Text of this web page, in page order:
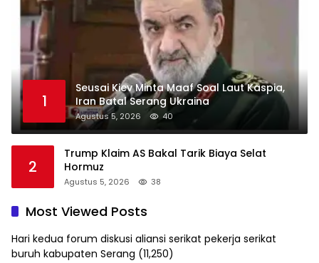
1
Seusai Kiev Minta Maaf Soal Laut Kaspia,
Iran Batal Serang Ukraina
Agustus 5, 2026 40
2
Trump Klaim AS Bakal Tarik Biaya Selat
Hormuz
Agustus 5, 2026 38
Most Viewed Posts
Hari kedua forum diskusi aliansi serikat pekerja serikat
buruh kabupaten Serang (11,250)